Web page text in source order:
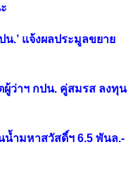
น.’ แจ้งผลประมูลขยาย
ผู้ว่าฯ กปน. คู่สมรส ลงทุน
น้ำมหาสวัสดิ์ฯ 6.5 พันล.-